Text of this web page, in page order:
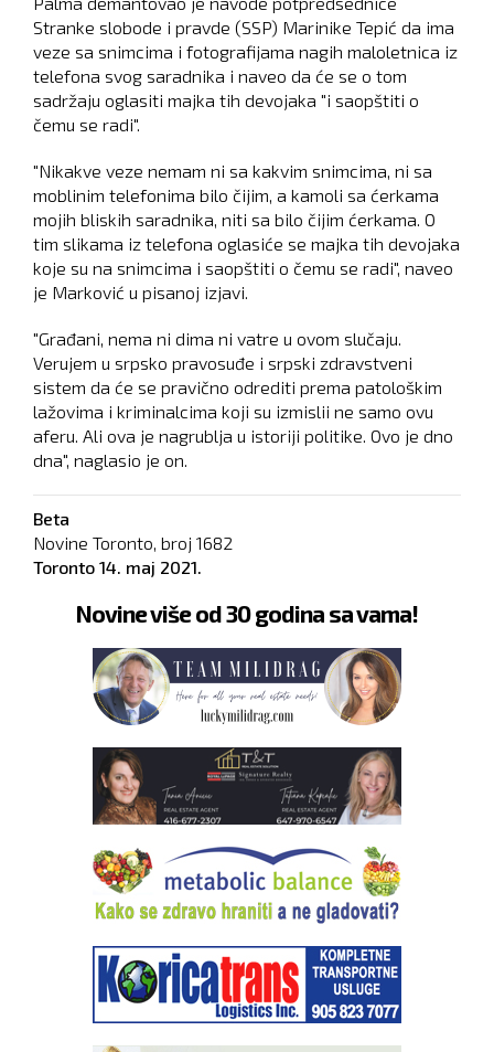
Stranke slobode i pravde (SSP) Marinike Tepić da ima
veze sa snimcima i fotografijama nagih maloletnica iz
telefona svog saradnika i naveo da će se o tom
sadržaju oglasiti majka tih devojaka "i saopštiti o
čemu se radi".
"Nikakve veze nemam ni sa kakvim snimcima, ni sa
moblinim telefonima bilo čijim, a kamoli sa ćerkama
mojih bliskih saradnika, niti sa bilo čijim ćerkama. O
tim slikama iz telefona oglasiće se majka tih devojaka
koje su na snimcima i saopštiti o čemu se radi", naveo
je Marković u pisanoj izjavi.
"Građani, nema ni dima ni vatre u ovom slučaju.
Verujem u srpsko pravosuđe i srpski zdravstveni
sistem da će se pravično odrediti prema patološkim
lažovima i kriminalcima koji su izmislii ne samo ovu
aferu. Ali ova je nagrublja u istoriji politike. Ovo je dno
dna", naglasio je on.
Beta
Novine Toronto, broj 1682
Toronto 14. maj 2021.
Novine više od 30 godina sa vama!